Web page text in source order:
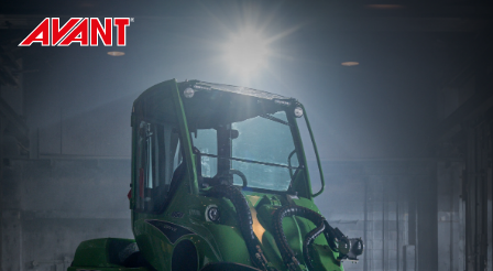
Overslaan en naar hoofdinhoud gaan